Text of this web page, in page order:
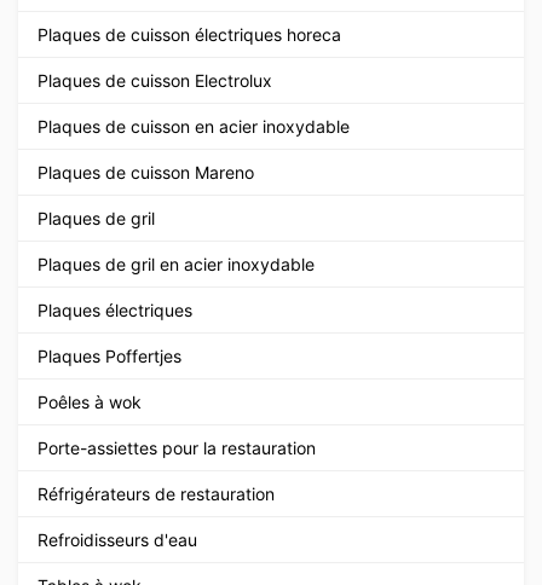
Plaques de cuisson électriques horeca
Plaques de cuisson Electrolux
Plaques de cuisson en acier inoxydable
Plaques de cuisson Mareno
Plaques de gril
Plaques de gril en acier inoxydable
Plaques électriques
Plaques Poffertjes
Poêles à wok
Porte-assiettes pour la restauration
Réfrigérateurs de restauration
Refroidisseurs d'eau